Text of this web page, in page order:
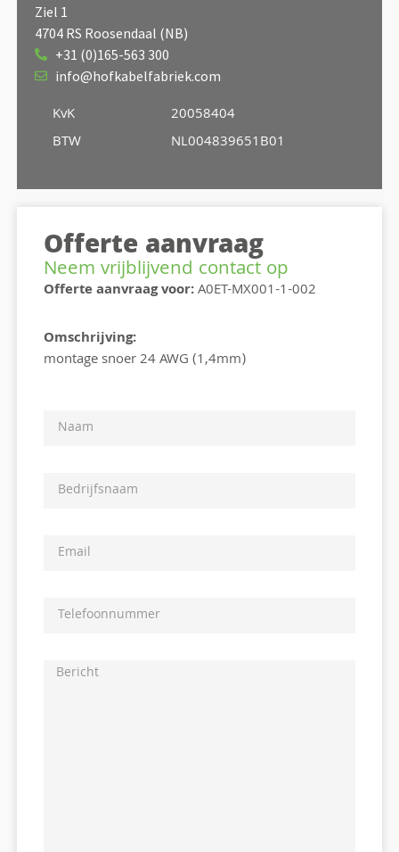
Ziel 1
4704 RS Roosendaal (NB)
+31 (0)165-563 300
info@hofkabelfabriek.com
KvK
BTW
20058404
NL004839651B01
Offerte aanvraag
Neem vrijblijvend contact op
Offerte aanvraag voor:A0ET-MX001-1-002
Omschrijving:
montage snoer 24 AWG (1,4mm)